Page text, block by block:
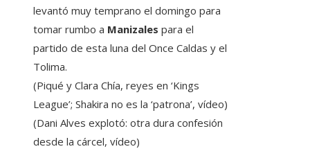
levantó muy temprano el domingo para
tomar rumbo a Manizales para el
partido de esta luna del Once Caldas y el
Tolima.
(Piqué y Clara Chía, reyes en ‘Kings
League’; Shakira no es la ‘patrona’, vídeo)
(Dani Alves explotó: otra dura confesión
desde la cárcel, vídeo)